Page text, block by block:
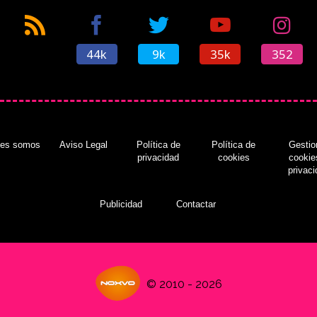
44k 9k 35k 352
somos Aviso Legal
Política de
privacidad
Política de
cookies
Publicidad Contactar
© 2010 - 2026